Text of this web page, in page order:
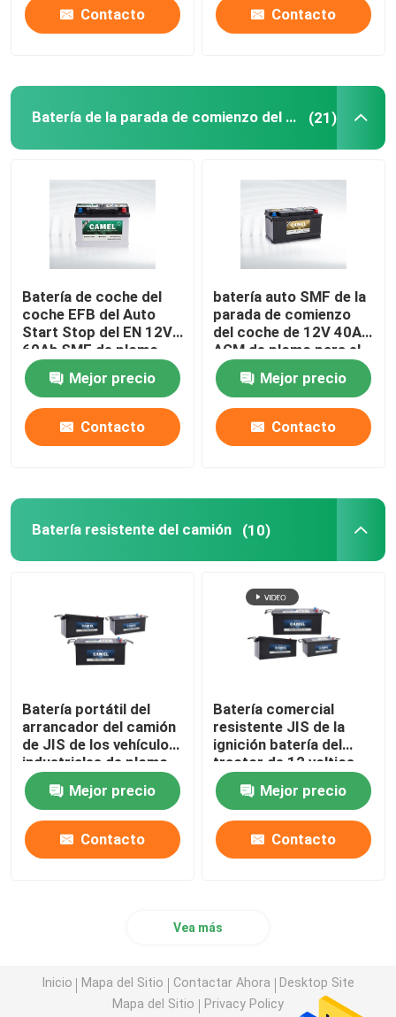
Contacto Contacto
Batería de la parada de comienzo del coche (21)
Batería de coche del
coche EFB del Auto
Start Stop del EN 12V
60Ah SMF de plomo
para los vehículos
Mejor precio
Contacto
batería auto SMF de la
parada de comienzo
del coche de 12V 40Ah
AGM de plomo para el
minivan
Mejor precio
Contacto
Batería resistente del camión (10)
Batería portátil del
arrancador del camión
de JIS de los vehículos
industriales de plomo
resistentes 12V de la
bateríaMejor precio
Contacto
Batería comercial
resistente JIS de la
ignición batería del
tractor de 12 voltios
Mejor precio
Contacto
Vea más
Inicio Mapa del Sitio Contactar Ahora
Desktop Site
Mapa del Sitio
Privacy Policy